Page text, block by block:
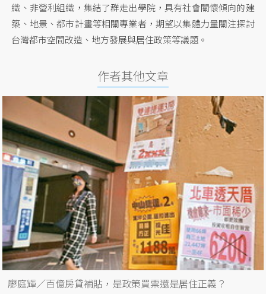
織、非營利組織，集結了群走出學院，具有社會關懷傾向的建
築、地景、都市計畫等相關專業者，期望以集體力量關注探討
台灣都市空間改造、地方發展與居住政策等議題。
作者其他文章
廖庭輝／百億房貸補貼，是政策買票還是居住正義？